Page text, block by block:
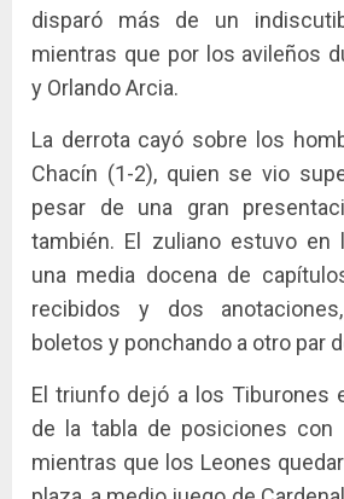
disparó más de un
mientras que por los avileños
y Orlando Arcia.
La derrota cayó sobre los
Chacín (1-2), quien se vio
pesar de una gran
también. El zuliano estuvo en
una media docena de
recibidos y dos
boletos y ponchando a otro par
El triunfo dejó a los Tiburones
de la tabla de posiciones con
mientras que los Leones